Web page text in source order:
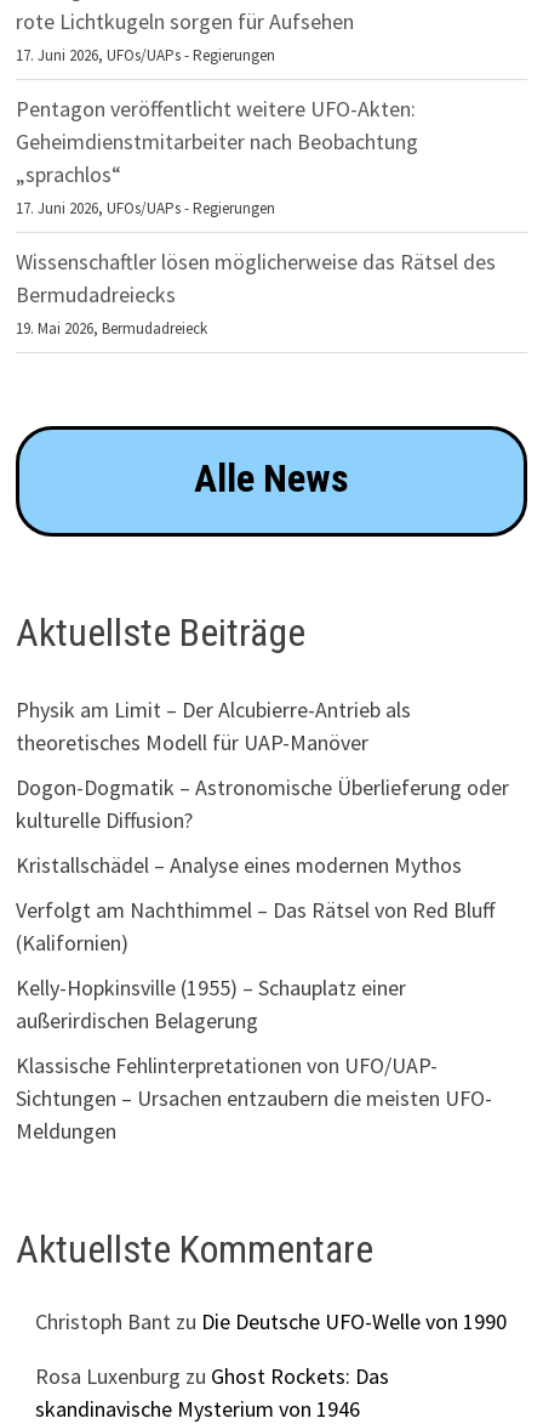
rote Lichtkugeln sorgen für Aufsehen
17. Juni 2026,UFOs/UAPs - Regierungen
Pentagon veröffentlicht weitere UFO-Akten:
Geheimdienstmitarbeiter nach Beobachtung
„sprachlos“
17. Juni 2026,UFOs/UAPs - Regierungen
Wissenschaftler lösen möglicherweise das Rätsel des
Bermudadreiecks
19. Mai 2026,Bermudadreieck
Alle News
Aktuellste Beiträge
Physik am Limit – Der Alcubierre-Antrieb als
theoretisches Modell für UAP-Manöver
Dogon-Dogmatik – Astronomische Überlieferung oder
kulturelle Diffusion?
Kristallschädel – Analyse eines modernen Mythos
Verfolgt am Nachthimmel – Das Rätsel von Red Bluff
(Kalifornien)
Kelly-Hopkinsville (1955) – Schauplatz einer
außerirdischen Belagerung
Klassische Fehlinterpretationen von UFO/UAP-
Sichtungen – Ursachen entzaubern die meisten UFO-
Meldungen
Aktuellste Kommentare
Christoph Bant zu Die Deutsche UFO-Welle von 1990
Rosa Luxenburg zu Ghost Rockets: Das
skandinavische Mysterium von 1946